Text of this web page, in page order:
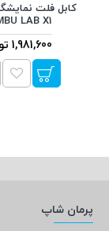
کابل فلت
LAB X1
1,981,600 تومان
پرمان شاپ